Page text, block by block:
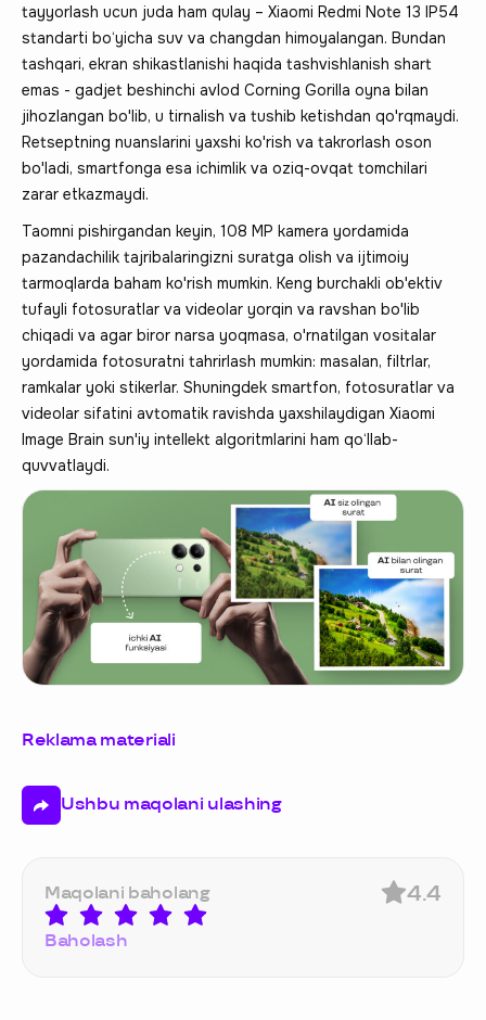
tayyorlash ucun juda ham qulay – Xiaomi Redmi Note 13 IP54
standarti bo‘yicha suv va changdan himoyalangan. Bundan
tashqari, ekran shikastlanishi haqida tashvishlanish shart
emas - gadjet beshinchi avlod Corning Gorilla oyna bilan
jihozlangan bo'lib, u tirnalish va tushib ketishdan qo'rqmaydi.
Retseptning nuanslarini yaxshi ko'rish va takrorlash oson
bo'ladi, smartfonga esa ichimlik va oziq-ovqat tomchilari
zarar etkazmaydi.
Taomni pishirgandan keyin, 108 MP kamera yordamida
pazandachilik tajribalaringizni suratga olish va ijtimoiy
tarmoqlarda baham ko'rish mumkin. Keng burchakli ob'ektiv
tufayli fotosuratlar va videolar yorqin va ravshan bo'lib
chiqadi va agar biror narsa yoqmasa, o'rnatilgan vositalar
yordamida fotosuratni tahrirlash mumkin: masalan, filtrlar,
ramkalar yoki stikerlar. Shuningdek smartfon, fotosuratlar va
videolar sifatini avtomatik ravishda yaxshilaydigan Xiaomi
Image Brain sun'iy intellekt algoritmlarini ham qo‘llab-
quvvatlaydi.
Ushbu maqolani ulashing
Reklama materiali
Maqolani baholang
Baholash
4.4